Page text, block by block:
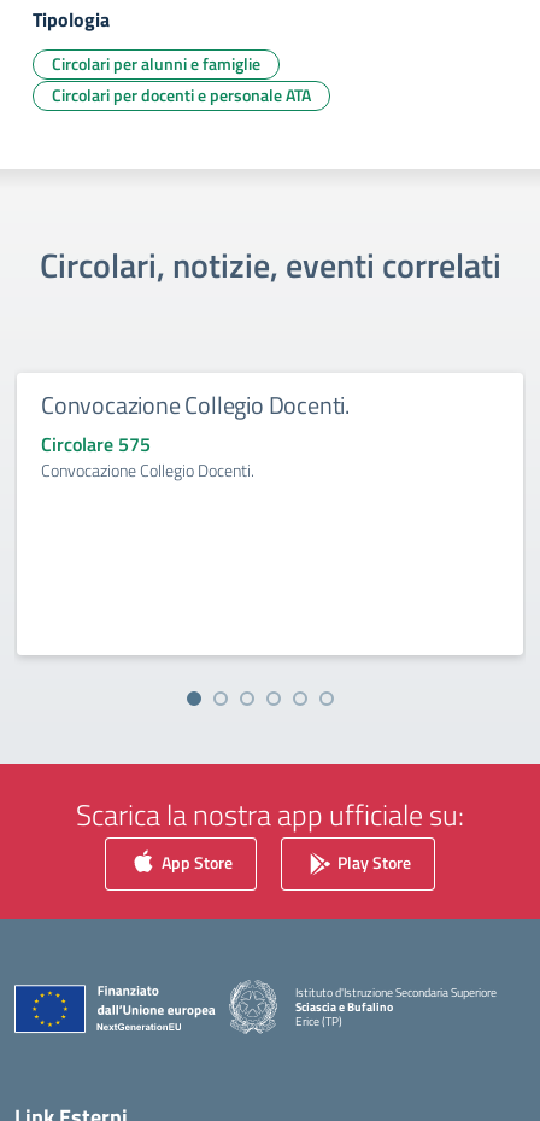
Tipologia
Circolari per alunni e famiglie
Circolari per docenti e personale ATA
Circolari, notizie, eventi correlati
Convocazione Collegio Docenti.
Circolare 575
Convocazione Collegio Docenti.
Scarica la nostra app ufficiale su:
App Store Play Store
Istituto d'Istruzione Secondaria Superiore
Sciascia e Bufalino
Erice (TP)